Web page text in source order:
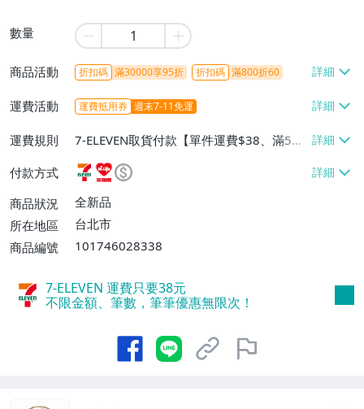
數量
商品活動 折扣碼 滿30000享95折 折扣碼 滿800折60
運費活動 運費抵用券 週末7-11免運
運費規則
7-ELEVEN取貨付款【單件運費$38、滿5件
或消費滿$1298免運費】、7-ELEVEN取貨
不付款【免運費】、萊爾富取貨付款【單件
運費$60、滿5件或消費滿$1298免運
費】、宅配/貨運【單件運費$120、滿5件
付款方式
商品狀況
全新品
所在地區
台北市
商品編號
101746028338
7-ELEVEN 運費只要38元
不限金額、筆數，筆筆優惠無限次！